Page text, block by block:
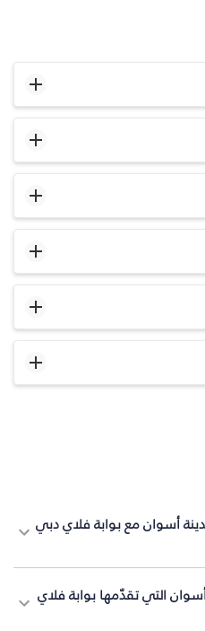
أسوان مع بوابة فلاي دبي
التي تقدّمها بوابة فلاي